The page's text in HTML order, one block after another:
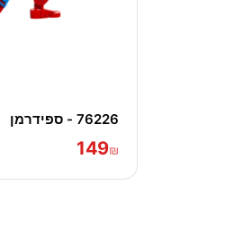
76226 - ספידרמן
₪
149